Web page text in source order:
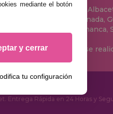
español: Álava,
Cuenca, Gerona, Granada,
Pontevedra, Salamanca,
y cuando el pedido se
Rápida en 24 Horas y
mediante el botón
y cerrar
tu configuración